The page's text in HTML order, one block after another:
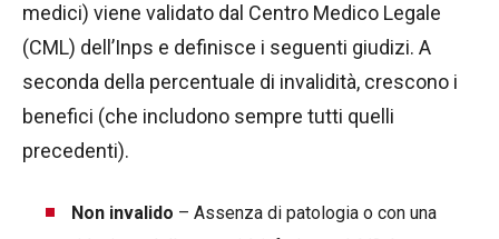
medici) viene validato dal Centro Medico Legale
(CML) dell’Inps e definisce i seguenti giudizi. A
seconda della percentuale di invalidità, crescono i
benefici (che includono sempre tutti quelli
precedenti).
Non invalido – Assenza di patologia o con una